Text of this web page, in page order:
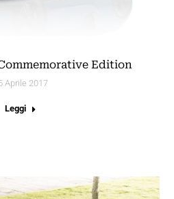
Edition
Aprile 2017
Leggi